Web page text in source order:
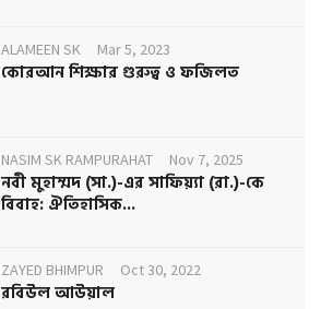
ALAMEEN SK Mar 5, 2023
কোরআন শিক্ষার গুরুত্ব ও ফজিলত
NASIM SK RAMPURAHAT Nov 7, 2025
নবী মুহাম্মদ (সা.)-এর সাফিয়্যা (রা.)-কে
বিবাহ: ঐতিহাসিক...
ZAYED BHIMPUR Oct 30, 2022
রবিউল আউয়াল